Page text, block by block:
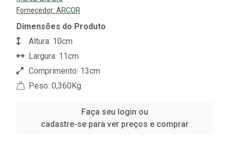
Fornecedor: ARCOR
Dimensões do Produto
Altura: 10cm
Largura: 11cm
Comprimento: 13cm
Peso: 0,360Kg
Faça seu login ou
cadastre-se para ver preços e comprar